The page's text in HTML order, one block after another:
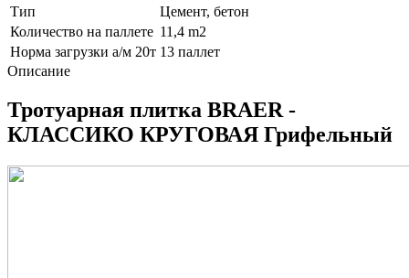
Тип
Цемент, бетон
Количество на паллете 11,4 m2
Норма загрузки а/м 20т 13 паллет
Описание
Тротуарная плитка BRAER -
КЛАССИКО КРУГОВАЯ Грифельный